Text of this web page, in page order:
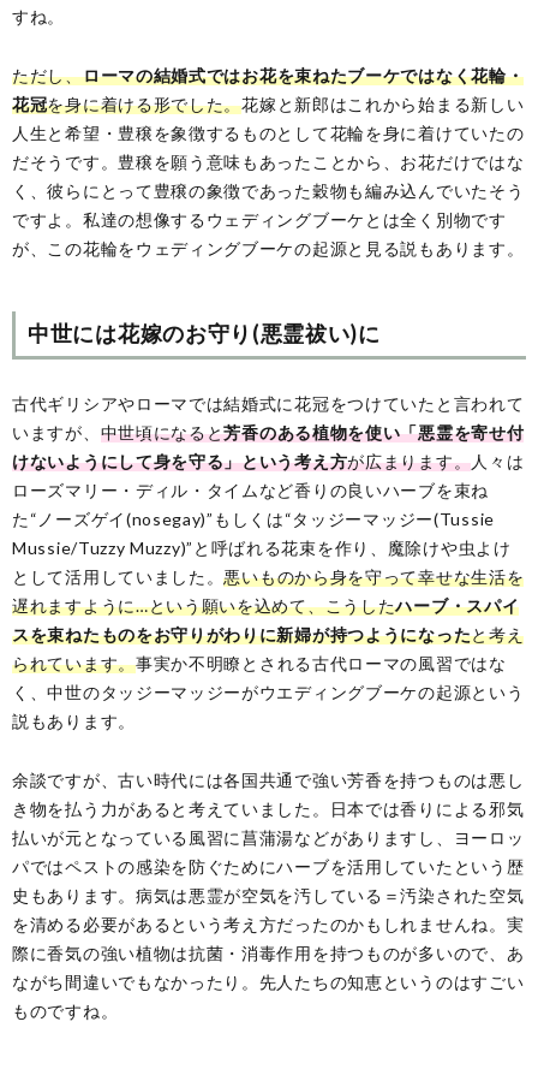
すね。
ただし、ローマの結婚式ではお花を束ねたブーケではなく花輪・
花冠を身に着ける形でした。花嫁と新郎はこれから始まる新しい
人生と希望・豊穣を象徴するものとして花輪を身に着けていたの
だそうです。豊穣を願う意味もあったことから、お花だけではな
く、彼らにとって豊穣の象徴であった穀物も編み込んでいたそう
ですよ。私達の想像するウェディングブーケとは全く別物です
が、この花輪をウェディングブーケの起源と見る説もあります。
中世には花嫁のお守り(悪霊祓い)に
古代ギリシアやローマでは結婚式に花冠をつけていたと言われて
いますが、 中世頃になると芳香のある植物を使い「悪霊を寄せ付
けないようにして身を守る」という考え方が広まります。人々は
ローズマリー・ディル・タイムなど香りの良いハーブを束ね
た“ノーズゲイ(nosegay)”もしくは“タッジーマッジー(Tussie
Mussie/Tuzzy Muzzy)”と呼ばれる花束を作り、魔除けや虫よけ
として活用していました。悪いものから身を守って幸せな生活を
遅れますように…という願いを込めて、こうしたハーブ・スパイ
スを束ねたものをお守りがわりに新婦が持つようになったと考え
られています。事実か不明瞭とされる古代ローマの風習ではな
く、中世のタッジーマッジーがウエディングブーケの起源という
説もあります。
余談ですが、古い時代には各国共通で強い芳香を持つものは悪し
き物を払う力があると考えていました。日本では香りによる邪気
払いが元となっている風習に菖蒲湯などがありますし、ヨーロッ
パではペストの感染を防ぐためにハーブを活用していたという歴
史もあります。病気は悪霊が空気を汚している＝汚染された空気
を清める必要があるという考え方だったのかもしれませんね。実
際に香気の強い植物は抗菌・消毒作用を持つものが多いので、あ
ながち間違いでもなかったり。先人たちの知恵というのはすごい
ものですね。